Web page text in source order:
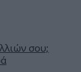
σου;